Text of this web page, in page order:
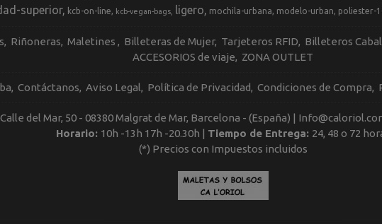
superior
kcb-on-line kcb-vegan-bags ligero mochila-urbana modelo-urban poliester-
Riñoneras Maletines Billeteras de Mujer Tarjeteros RFID Billeteros
ACCESORIOS de viaje ZONA OUTLET
Contáctanos Aviso Legal Política de Privacidad Condiciones de Compra
Calle del Mar, 50 - 08380 Malgrat de Mar, Barcelona - (España) |
Horario: 10h -13h 17h -20.30h | Tiempo de Entrega: 24, 48 o 72
(*) Precios con Impuestos incluidos